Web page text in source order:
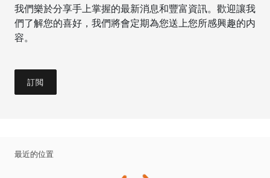
我們樂於分享手上掌握的最新消息和豐富資訊。歡迎讓我
們了解您的喜好，我們將會定期為您送上您所感興趣的内
容。
訂閲
最近的位置